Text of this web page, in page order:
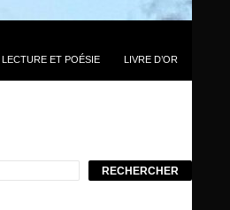
ET POÉSIE LIVRE D’OR
RECHERCHER